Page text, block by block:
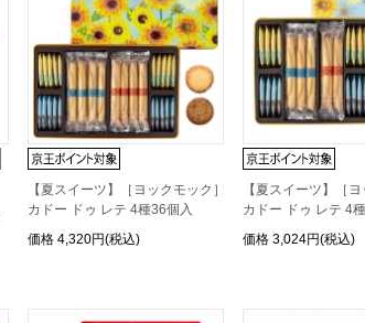
【夏スイーツ】［ヨックモック］
カドー ドゥ レテ 4種36個入
価格 4,320円(税込)
【夏スイーツ】［ヨ
カドー ドゥ レテ 4
価格 3,024円(税込)